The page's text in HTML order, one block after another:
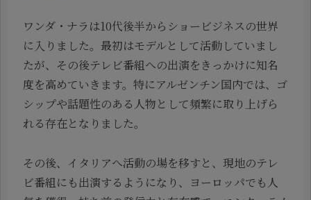
ワンダ・ナラは10代後半からショービジネスの世界
に入りました。最初はモデルとして活動していまし
たが、その後テレビ番組への出演をきっかけに知名
度を高めていきます。特にアルゼンチン国内では、ゴ
シップや話題性のある人物として頻繁に取り上げら
れる存在となりました。
その後、イタリアへ活動の場を移すと、現地のテレ
ビ番組にも出演するようになり、ヨーロッパでも人